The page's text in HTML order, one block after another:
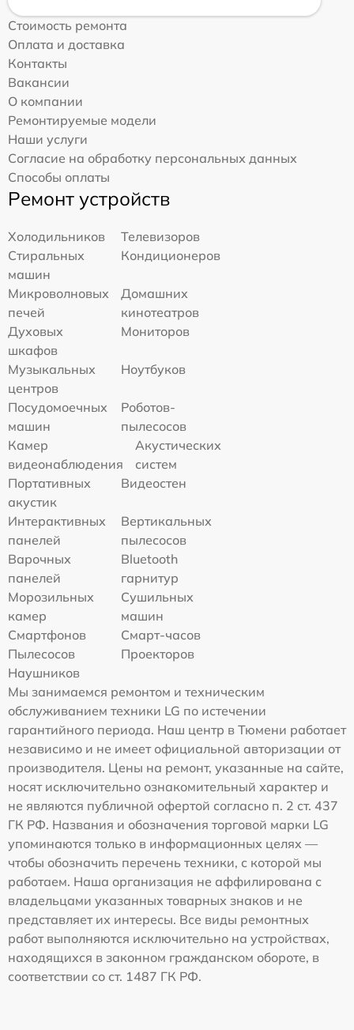
Стоимость ремонта
Оплата и доставка
Контакты
Вакансии
О компании
Ремонтируемые модели
Наши услуги
Согласие на обработку персональных данных
Способы оплаты
Ремонт устройств
Холодильников
Телевизоров
Стиральных
машин
Кондиционеров
Микроволновых
печей
Домашних
кинотеатров
Духовых
шкафов
Мониторов
Музыкальных
центров
Ноутбуков
Посудомоечных
машин
Роботов-
пылесосов
Камер
видеонаблюдения
Акустических
систем
Портативных
акустик
Видеостен
Интерактивных
панелей
Вертикальных
пылесосов
Варочных
панелей
Bluetooth
гарнитур
Морозильных
камер
Сушильных
машин
Смартфонов
Смарт-часов
Пылесосов
Проекторов
Наушников
Мы занимаемся ремонтом и техническим
обслуживанием техники LG по истечении
гарантийного периода. Наш центр в Тюмени работает
независимо и не имеет официальной авторизации от
производителя. Цены на ремонт, указанные на сайте,
носят исключительно ознакомительный характер и
не являются публичной офертой согласно п. 2 ст. 437
ГК РФ. Названия и обозначения торговой марки LG
упоминаются только в информационных целях —
чтобы обозначить перечень техники, с которой мы
работаем. Наша организация не аффилирована с
владельцами указанных товарных знаков и не
представляет их интересы. Все виды ремонтных
работ выполняются исключительно на устройствах,
находящихся в законном гражданском обороте, в
соответствии со ст. 1487 ГК РФ.